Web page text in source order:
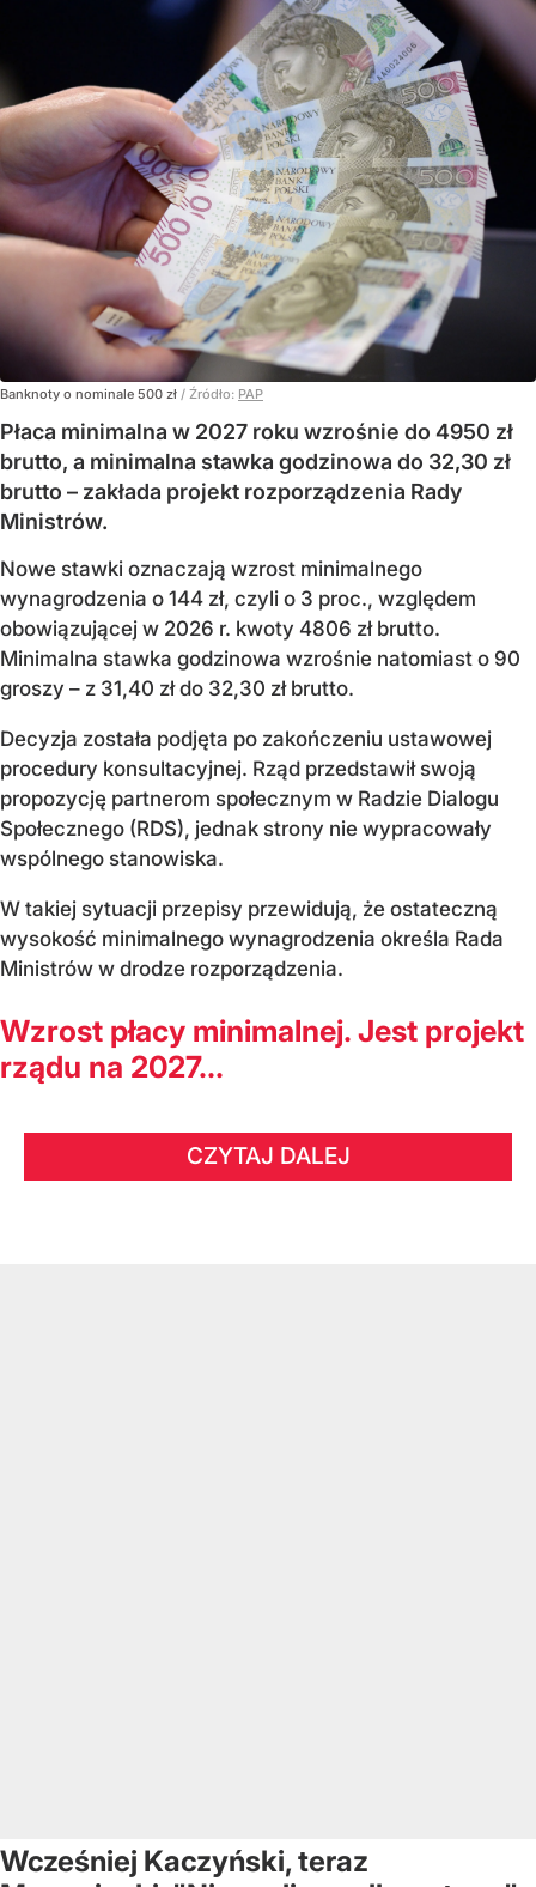
Banknoty o nominale 500 zł / Źródło: PAP
Płaca minimalna w 2027 roku wzrośnie do 4950 zł
brutto, a minimalna stawka godzinowa do 32,30 zł
brutto – zakłada projekt rozporządzenia Rady
Ministrów.
Nowe stawki oznaczają wzrost minimalnego
wynagrodzenia o 144 zł, czyli o 3 proc., względem
obowiązującej w 2026 r. kwoty 4806 zł brutto.
Minimalna stawka godzinowa wzrośnie natomiast o 90
groszy – z 31,40 zł do 32,30 zł brutto.
Decyzja została podjęta po zakończeniu ustawowej
procedury konsultacyjnej. Rząd przedstawił swoją
propozycję partnerom społecznym w Radzie Dialogu
Społecznego (RDS), jednak strony nie wypracowały
wspólnego stanowiska.
W takiej sytuacji przepisy przewidują, że ostateczną
wysokość minimalnego wynagrodzenia określa Rada
Ministrów w drodze rozporządzenia.
Wzrost płacy minimalnej. Jest projekt
rządu na 2027...
CZYTAJ DALEJ
Wcześniej Kaczyński, teraz